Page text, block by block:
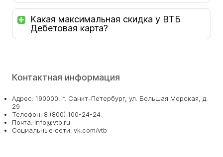
Какая максимальная скидка у ВТБ
Дебетовая карта?
Контактная информация
Адрес: 190000, г. Санкт-Петербург, ул. Большая Морская, д.
29
Телефон: 8 (800) 100-24-24
Почта: info@vtb.ru
Социальные сети: vk.com/vtb